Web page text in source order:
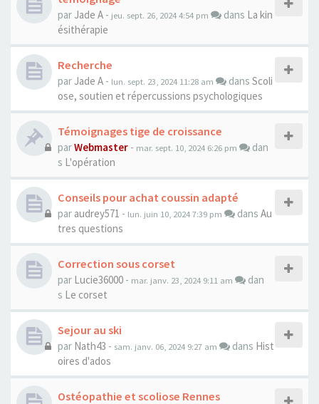
par Jade A - jeu. sept. 26, 2024 4:54 pm dans La kin
ésithérapie
Recherche
par Jade A - lun. sept. 23, 2024 11:28 am dans Scoli
ose, soutien et répercussions psychologiques
Témoignages tige de croissance
parWebmaster - mar. sept. 10, 2024 6:26 pm
dan
s L'opération
Conseils pour achat coussin adapté
par audrey571 - lun. juin 10, 2024 7:39 pm dans Au
tres questions
Correction sous corset
par Lucie36000 - mar. janv. 23, 2024 9:11 am
dan
s Le corset
Sejour au ski
par Nath43 - sam. janv. 06, 2024 9:27 am dans Hist
oires d'ados
Ostéopathie et scoliose Rennes